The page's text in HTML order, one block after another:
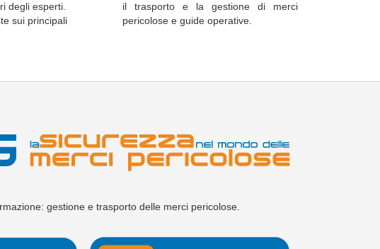
degli esperti.
sui principali
il trasporto e la gestione di merci
pericolose e guide operative.
gestione e trasporto delle merci pericolose.